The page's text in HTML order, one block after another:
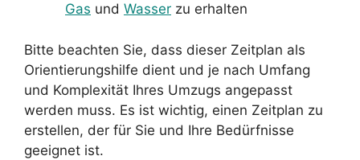
Gas und Wasser zu erhalten
Bitte beachten Sie, dass dieser Zeitplan als
Orientierungshilfe dient und je nach Umfang
und Komplexität Ihres Umzugs angepasst
werden muss. Es ist wichtig, einen Zeitplan zu
erstellen, der für Sie und Ihre Bedürfnisse
geeignet ist.